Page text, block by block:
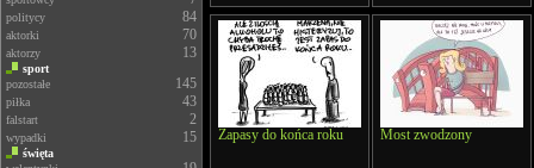
politycy 84
aktorki 70
aktorzy 13
sport
pozostałe
145
piłka 43
falstart 2
wypadki 15
święta
Zapasy do końca roku Most zwodzony